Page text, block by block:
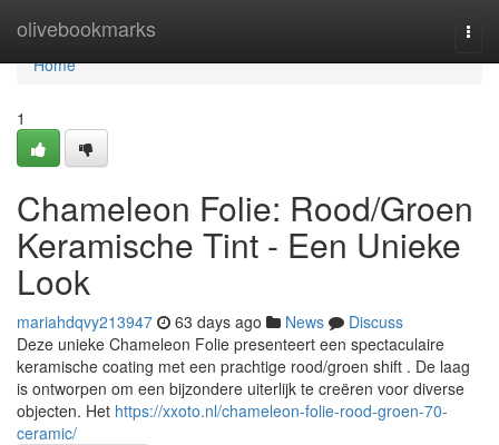
olivebookmarks
Home
Home
1
Chameleon Folie: Rood/Groen
Keramische Tint - Een Unieke
Look
mariahdqvy213947 63 days ago News
Discuss
Deze unieke Chameleon Folie presenteert een spectaculaire
keramische coating met een prachtige rood/groen shift . De laag
is ontworpen om een bijzondere uiterlijk te creëren voor diverse
objecten. Het https://xxoto.nl/chameleon-folie-rood-groen-70-
ceramic/